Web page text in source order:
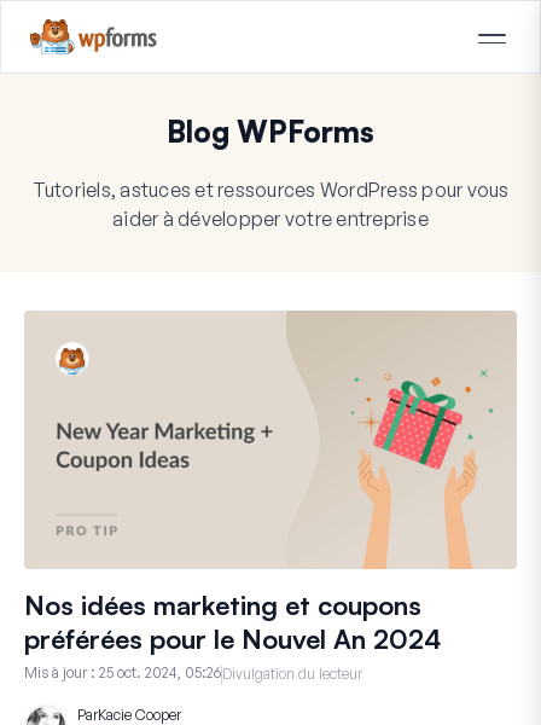
Blog WPForms
Tutoriels, astuces et ressources WordPress pour vous
aider à développer votre entreprise
Nos idées marketing et coupons
préférées pour le Nouvel An 2024
Mis à jour : 25 oct. 2024, 05:26Divulgation du lecteur
ParKacie Cooper